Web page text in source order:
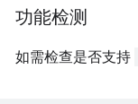
功能检测
如需检查是否支持